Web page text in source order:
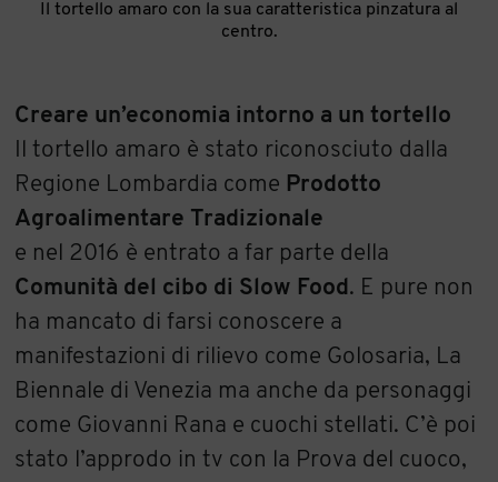
Il tortello amaro con la sua caratteristica pinzatura al
centro.
Creare un’economia intorno a un tortello
Il tortello amaro è stato riconosciuto dalla
Regione Lombardia come Prodotto
Agroalimentare Tradizionale
e nel 2016 è entrato a far parte della
Comunità del cibo di Slow Food. E pure non
ha mancato di farsi conoscere a
manifestazioni di rilievo come Golosaria, La
Biennale di Venezia ma anche da personaggi
come Giovanni Rana e cuochi stellati. C’è poi
stato l’approdo in tv con la Prova del cuoco,